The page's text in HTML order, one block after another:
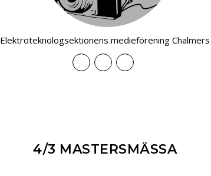
Elektroteknologsektionens medieförening Chalmers
4/3 MASTERSMÄSSA